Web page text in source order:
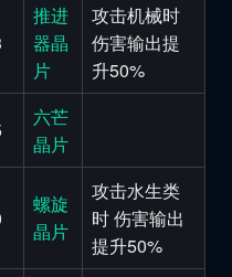
推进
器晶
片
攻击机械时
伤害输出提
升50%
六芒
晶片
螺旋
晶片
攻击水生类
时 伤害输出
提升50%